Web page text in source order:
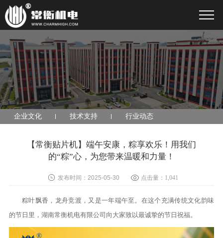
企业文化 技术支持 行业动态
【常衡贴片机】端午安康，粽享欢乐！用我们
的“粽”心，为您带来温暖和力量！
发布时间：2025-05-30 点击量： 1,041
粽叶飘香，龙舟竞渡，又是一年端午至。在这个充满传统文化韵味
的节日里，湖南常衡机电有限公司向大家致以最诚挚的节日祝福。